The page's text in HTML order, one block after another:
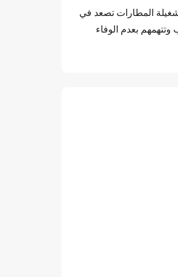
المطارات تصعد في
بعدم الوفاء